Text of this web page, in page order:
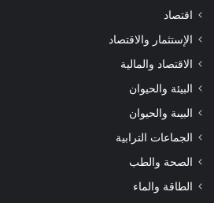
اقتصاد
الإستثمار والاقتصاد
الاقتصاد والمالية
البيئة والحيوان
البيىة والحيوان
الجماعات الترابية
الصحة والطب
الطاقة والماء